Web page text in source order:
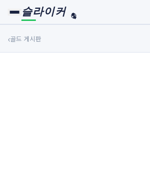
슬라이커 🏀
⚾
‹골드 게시판